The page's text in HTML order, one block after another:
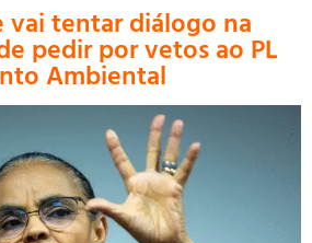
vai tentar diálogo na
pedir por vetos ao PL
Ambiental